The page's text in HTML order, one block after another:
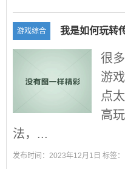
游戏综合 我是如何玩转
很
游
点
高
法，...
发布时间：2023年12月1日 标签：